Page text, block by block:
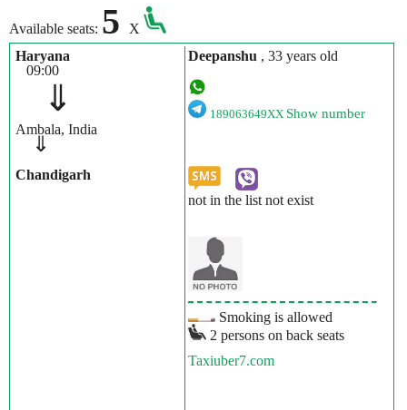
Available seats: 5
X
Haryana
09:00
⇓
Ambala, India
⇓
Chandigarh
Deepanshu , 33 years old
189063649XX Show number
not in the list not exist
Smoking is allowed
2 persons on back seats
Taxiuber7.com